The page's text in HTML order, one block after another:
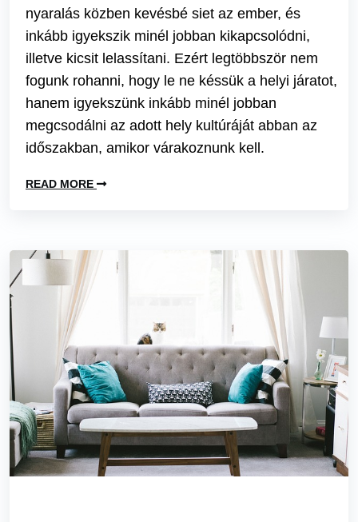
nyaralás közben kevésbé siet az ember, és
inkább igyekszik minél jobban kikapcsolódni,
illetve kicsit lelassítani. Ezért legtöbbször nem
fogunk rohanni, hogy le ne késsük a helyi járatot,
hanem igyekszünk inkább minél jobban
megcsodálni az adott hely kultúráját abban az
időszakban, amikor várakoznunk kell.
READ MORE